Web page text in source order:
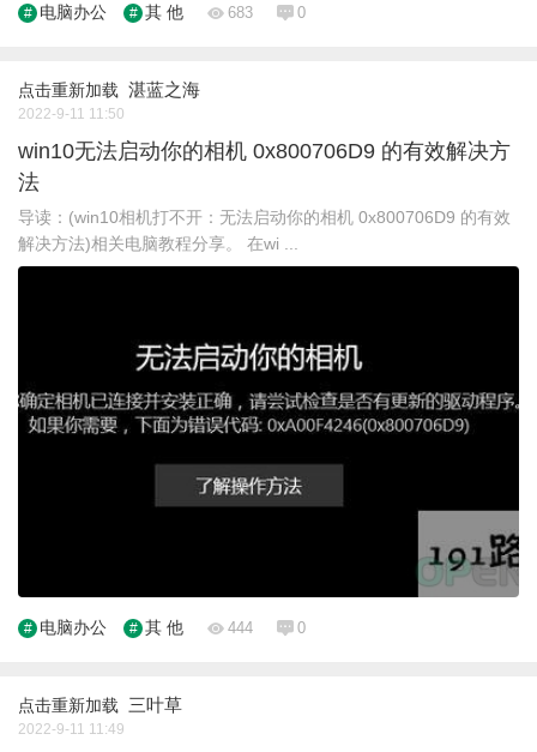
电脑办公 其 他 683 0
点击重新加载 湛蓝之海
2022-9-11 11:50
win10无法启动你的相机 0x800706D9 的有效解决方
法
导读：(win10相机打不开：无法启动你的相机 0x800706D9 的有效
解决方法)相关电脑教程分享。 在wi ...
电脑办公 其 他 444 0
点击重新加载 三叶草
2022-9-11 11:49